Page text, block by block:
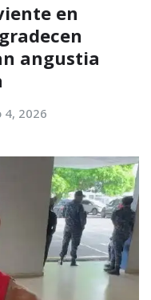
en
angustia
4, 2026